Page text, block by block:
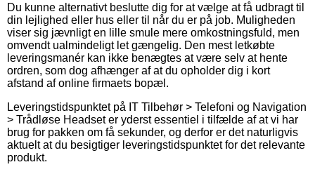
Du kunne alternativt beslutte dig for at vælge at få udbragt til
din lejlighed eller hus eller til når du er på job. Muligheden
viser sig jævnligt en lille smule mere omkostningsfuld, men
omvendt ualmindeligt let gængelig. Den mest letkøbte
leveringsmanér kan ikke benægtes at være selv at hente
ordren, som dog afhænger af at du opholder dig i kort
afstand af online firmaets bopæl.
Leveringstidspunktet på IT Tilbehør > Telefoni og Navigation
> Trådløse Headset er yderst essentiel i tilfælde af at vi har
brug for pakken om få sekunder, og derfor er det naturligvis
aktuelt at du besigtiger leveringstidspunktet for det relevante
produkt.